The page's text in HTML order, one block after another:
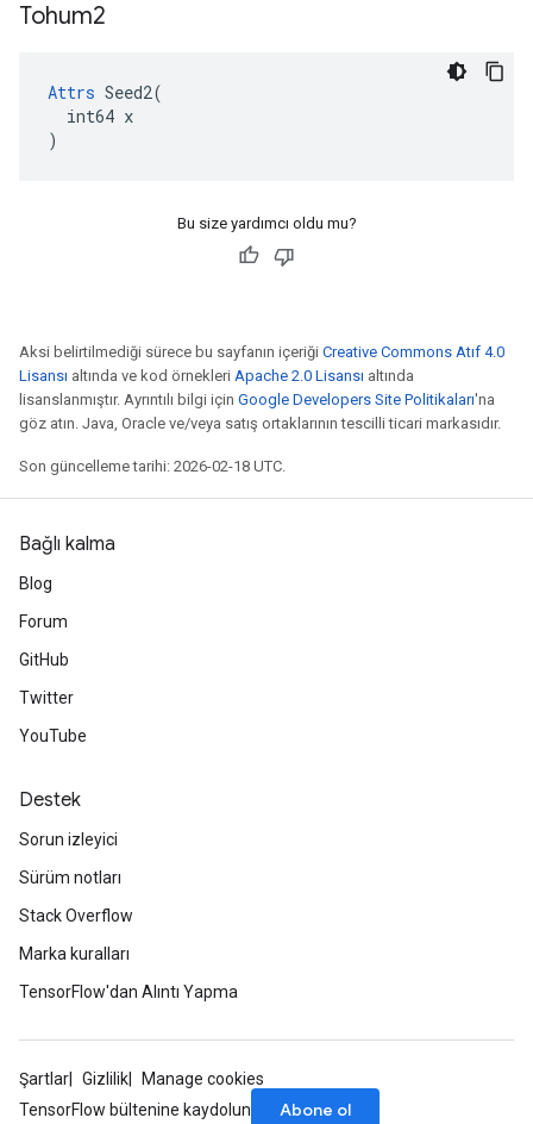
Tohum2
Attrs Seed2(
  int64 x
)
Bu size yardımcı oldu mu?
Aksi belirtilmediği sürece bu sayfanın içeriği Creative Commons Atıf 4.0
Lisansı altında ve kod örnekleri Apache 2.0 Lisansı altında
lisanslanmıştır. Ayrıntılı bilgi için Google Developers Site Politikaları'na
göz atın. Java, Oracle ve/veya satış ortaklarının tescilli ticari markasıdır.
Son güncelleme tarihi: 2026-02-18 UTC.
Bağlı kalma
Blog
Forum
GitHub
Twitter
YouTube
Destek
Sorun izleyici
Sürüm notları
Stack Overflow
Marka kuralları
TensorFlow'dan Alıntı Yapma
Şartlar Gizlilik
Manage cookies
TensorFlow bültenine kaydolun
Abone ol